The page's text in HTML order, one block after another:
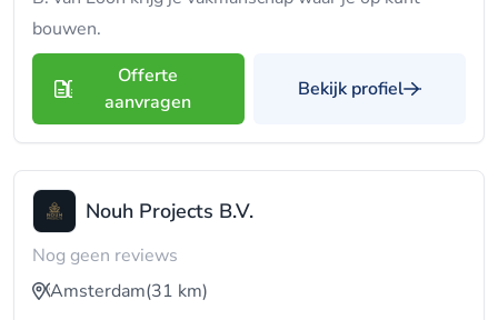
bouwen.
Offerte
aanvragen
Bekijk profiel
Nouh Projects B.V.
Nog geen reviews
Amsterdam(31 km)